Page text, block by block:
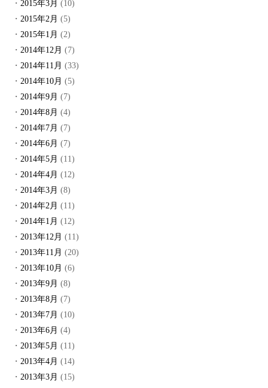
2015年3月 (10)
2015年2月 (5)
2015年1月 (2)
2014年12月 (7)
2014年11月 (33)
2014年10月 (5)
2014年9月 (7)
2014年8月 (4)
2014年7月 (7)
2014年6月 (7)
2014年5月 (11)
2014年4月 (12)
2014年3月 (8)
2014年2月 (11)
2014年1月 (12)
2013年12月 (11)
2013年11月 (20)
2013年10月 (6)
2013年9月 (8)
2013年8月 (7)
2013年7月 (10)
2013年6月 (4)
2013年5月 (11)
2013年4月 (14)
2013年3月 (15)